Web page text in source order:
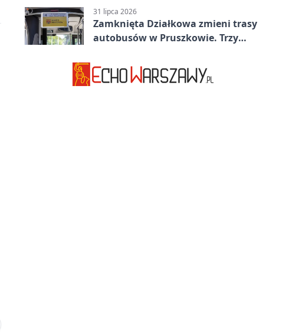
31 lipca 2026
Zamknięta Działkowa zmieni trasy
autobusów w Pruszkowie. Trzy